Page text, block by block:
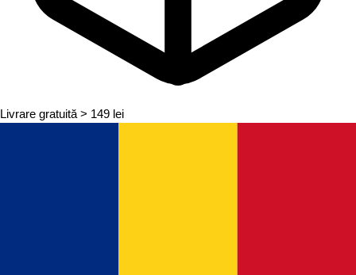
Livrare gratuită > 149 lei